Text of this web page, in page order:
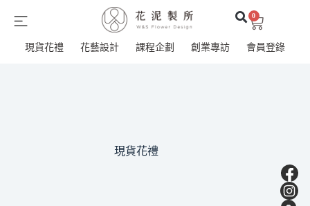
0
現貨花禮 花藝設計 課程企劃 創業專訪 會員登錄
現貨花禮